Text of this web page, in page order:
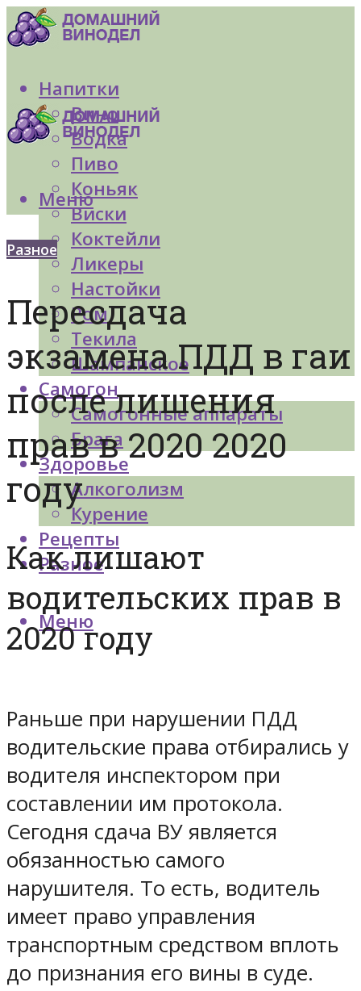
Напитки
Вино
Водка
Пиво
Коньяк
Виски
Коктейли
Ликеры
Настойки
Ром
Текила
Шампанское
Самогон
Самогонные аппараты
Брага
Здоровье
Алкоголизм
Курение
Рецепты
Разное
Меню
Меню
Разное
Пересдача
экзамена ПДД в гаи
после лишения
прав в 2020 2020
году
Как лишают
водительских прав в
2020 году
Раньше при нарушении ПДД
водительские права отбирались у
водителя инспектором при
составлении им протокола.
Сегодня сдача ВУ является
обязанностью самого
нарушителя. То есть, водитель
имеет право управления
транспортным средством вплоть
до признания его вины в суде.